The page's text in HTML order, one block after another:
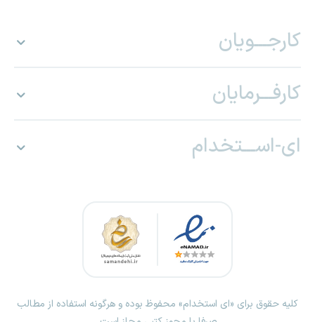
کارجـــویان
کارفـــرمایان
ای-اســـتخدام
کلیه حقوق برای «ای استخدام» محفوظ بوده و هرگونه استفاده از مطالب